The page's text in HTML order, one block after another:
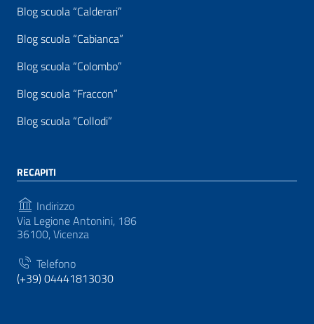
Blog scuola “Calderari”
Blog scuola “Cabianca”
Blog scuola “Colombo”
Blog scuola “Fraccon”
Blog scuola “Collodi”
RECAPITI
Indirizzo
Via Legione Antonini, 186
36100, Vicenza
Telefono
(+39) 04441813030